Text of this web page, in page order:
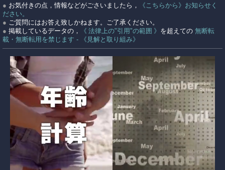
● お気付きの点，情報などがごさいましたら，
《こちらから》お知らせく
ださい。
● ご質問にはお答え致しかねます。ご了承ください。
● 掲載しているデータの， 《 法律上の"引用"の範囲 》 を超えての 無断転
載・無断転用を禁じます - 《見解と取り組み》